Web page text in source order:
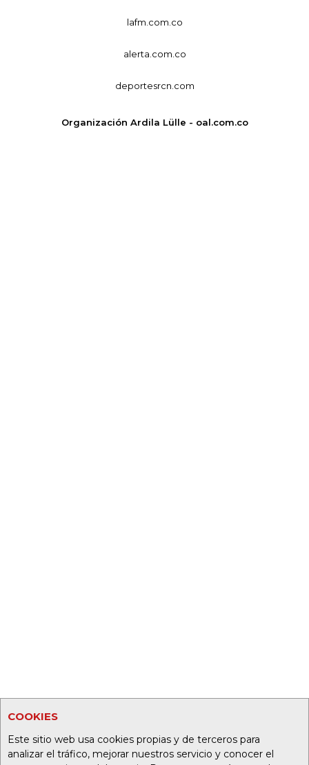
COOKIES
Este sitio web usa cookies propias y de terceros para
analizar el tráfico, mejorar nuestros servicio y conocer el
lafm.com.co
alerta.com.co
deportesrcn.com
Organización Ardila Lülle - oal.com.co